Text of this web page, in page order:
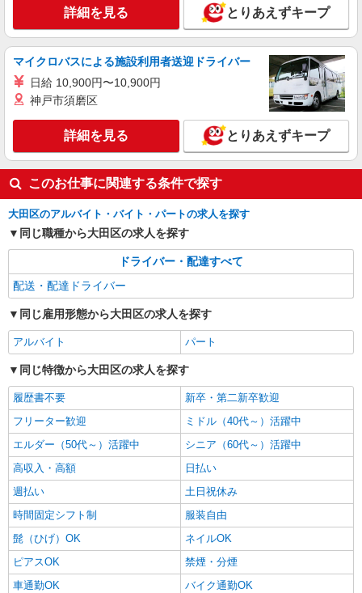
ル「昭和島駅」車7分
キープ 詳細を見る
派遣社員
株式会社エクスプレス・エージェント/3219
1ｔ車での食材などの店舗配送ドライバー
時給1,350円 ※交通費は別途実費分支給！（条
件あり） ■研修期間について ※研修期間（1〜2週
間程）は、時給1,250円（日収11,800円〜）となり
ます。
東京都大田区 ※原則、公共交通機関での通勤
となります。 東京モノレール「流通センター駅」
徒歩12分 京急本線「平和島駅」徒歩30分
派遣社員
株式会社エクスプレス・エージェント/16430
マイクロバスでの従業員の就業先と駅間の送迎
ドライバー
時給1,950円 ※交通費は別途実費分支給！（条
件あり）
東京都大田区 車通勤可／バイク通勤可 東京モ
ノレール「流通センター駅」車11分 東京モノレー
ル「昭和島駅」車13分
詳細を見る
詳細を見る とりあえずキープ
マイクロバスによる施設利用者送迎ドライバー
日給 10,900円〜10,900円
神戸市須磨区
詳細を見る とりあえずキープ
このお仕事に関連する条件で探す
大田区のアルバイト・バイト・パートの求人を探す
同じ職種から大田区の求人を探す
ドライバー・配達すべて
配送・配達ドライバー
同じ雇用形態から大田区の求人を探す
アルバイト パート
同じ特徴から大田区の求人を探す
履歴書不要
新卒・第二新卒歓迎
フリーター歓迎
ミドル（40代～）活躍中
エルダー（50代～）活躍中
シニア（60代～）活躍中
高収入・高額
日払い
週払い
土日祝休み
時間固定シフト制
服装自由
髭（ひげ）OK
ネイルOK
ピアスOK
禁煙・分煙
車通勤OK
バイク通勤OK